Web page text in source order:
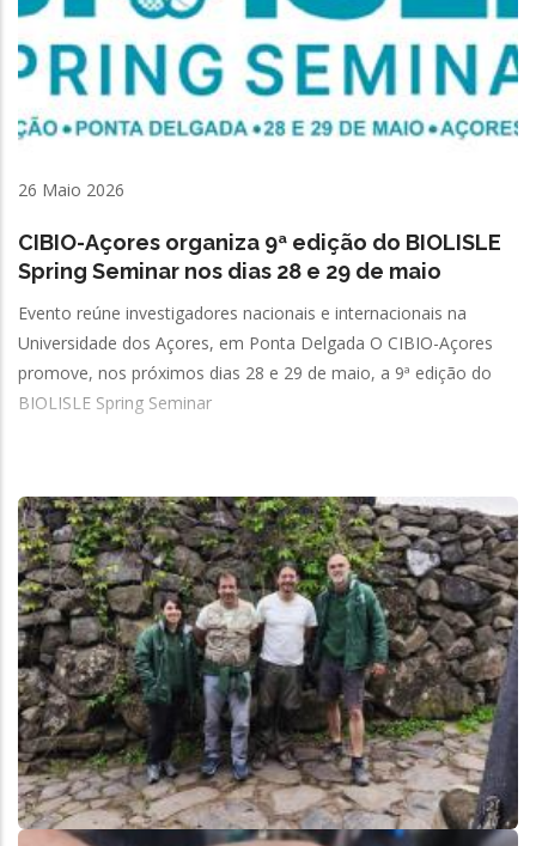
26 Maio 2026
CIBIO-Açores organiza 9ª edição do BIOLISLE
Spring Seminar nos dias 28 e 29 de maio
Evento reúne investigadores nacionais e internacionais na
Universidade dos Açores, em Ponta Delgada O CIBIO-Açores
promove, nos próximos dias 28 e 29 de maio, a 9ª edição do
BIOLISLE Spring Seminar